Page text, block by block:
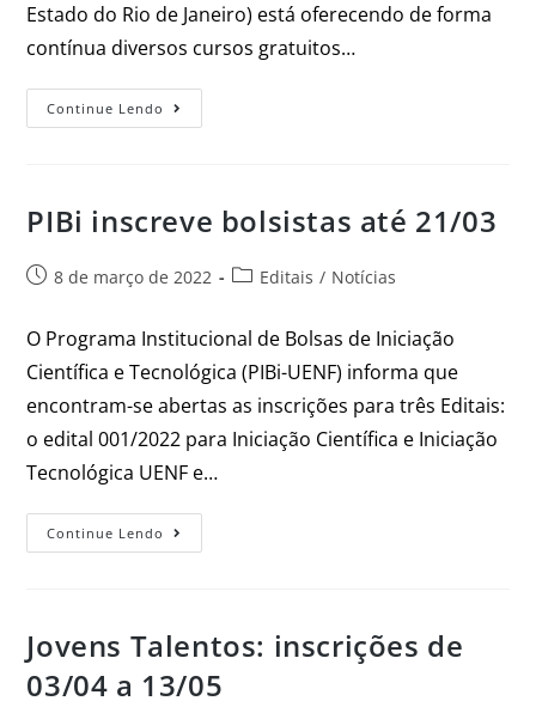
Estado do Rio de Janeiro) está oferecendo de forma
contínua diversos cursos gratuitos…
Continue Lendo
PIBi inscreve bolsistas até 21/03
8 de março de 2022 Editais / Notícias
O Programa Institucional de Bolsas de Iniciação
Científica e Tecnológica (PIBi-UENF) informa que
encontram-se abertas as inscrições para três Editais:
o edital 001/2022 para Iniciação Científica e Iniciação
Tecnológica UENF e…
Continue Lendo
Jovens Talentos: inscrições de
03/04 a 13/05